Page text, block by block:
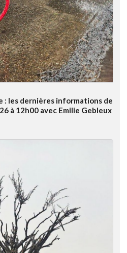
: les dernières informations de
à 12h00 avec Emilie Gebleux